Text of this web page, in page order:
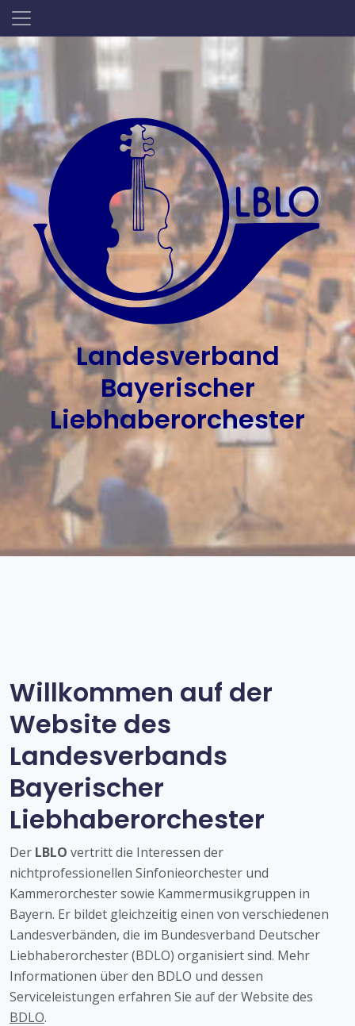
Landesverband
Bayerischer
Liebhaberorchester
Willkommen auf der
Website des
Landesverbands
Bayerischer
Liebhaberorchester
Der LBLO vertritt die Interessen der
nichtprofessionellen Sinfonieorchester und
Kammerorchester sowie Kammermusikgruppen in
Bayern. Er bildet gleichzeitig einen von verschiedenen
Landesverbänden, die im Bundesverband Deutscher
Liebhaberorchester (BDLO) organisiert sind. Mehr
Informationen über den BDLO und dessen
Serviceleistungen erfahren Sie auf der Website des
BDLO.